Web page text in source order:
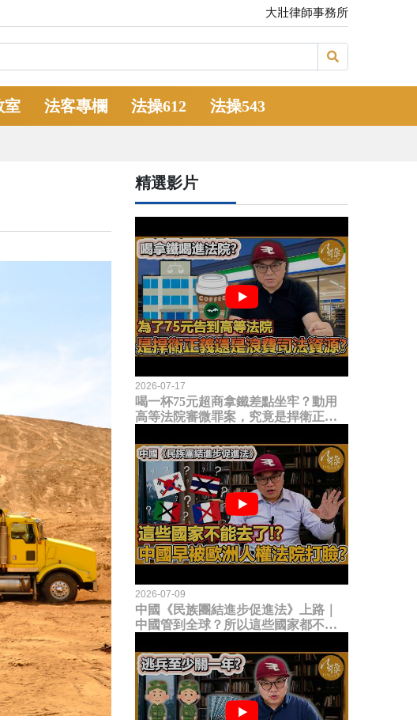
大壯律師事務所
室 法客專欄 法操612 法操543
精選影片
2026-07-17
喝一杯75元超商拿鐵差點坐牢？動用
高等法院審微罪案，究竟是捍衛正義
2026-07-09
中國《民族團結進步促進法》上路｜
中國管到全球？所以這些國家都不能
臉？